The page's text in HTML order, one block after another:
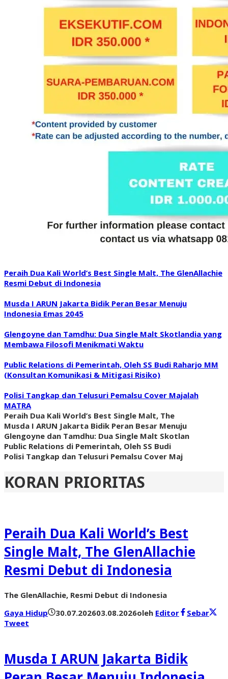
Peraih Dua Kali World’s Best Single Malt, The GlenAllachie
Resmi Debut di Indonesia
Musda I ARUN Jakarta Bidik Peran Besar Menuju
Indonesia Emas 2045
Glengoyne dan Tamdhu: Dua Single Malt Skotlandia yang
Membawa Filosofi Menikmati Waktu
Public Relations di Pemerintah, Oleh SS Budi Raharjo MM
(Konsultan Komunikasi & Mitigasi Risiko)
Polisi Tangkap dan Telusuri Pemalsu Cover Majalah
MATRA
Peraih Dua Kali World’s Best Single Malt, The
Musda I ARUN Jakarta Bidik Peran Besar Menuju
Glengoyne dan Tamdhu: Dua Single Malt Skotlan
Public Relations di Pemerintah, Oleh SS Budi
Polisi Tangkap dan Telusuri Pemalsu Cover Maj
KORAN PRIORITAS
Peraih Dua Kali World’s Best
Single Malt, The GlenAllachie
Resmi Debut di Indonesia
The GlenAllachie, Resmi Debut di Indonesia
Gaya Hidup
30.07.202603.08.2026oleh Editor
Sebar
Tweet
Musda I ARUN Jakarta Bidik